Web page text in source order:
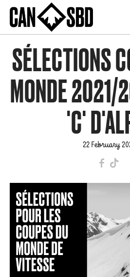
SÉLECTIONS
MONDE 2021/
'C'
22 February
F T